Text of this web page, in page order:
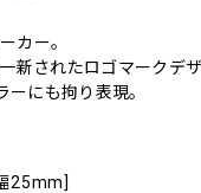
カー。
新されたロゴマークデザ
にも拘り表現。
25mm]